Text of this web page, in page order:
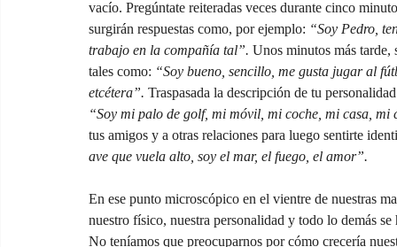
vacío. Pregúntate reiteradas veces durante cinco
surgirán respuestas como, por ejemplo: “Soy Pedro,
trabajo en la compañía tal”. Unos minutos más tarde,
tales como: “Soy bueno, sencillo, me gusta jugar al
etcétera”. Traspasada la descripción de tu
“Soy mi palo de golf, mi móvil, mi coche, mi casa, mi
tus amigos y a otras relaciones para luego sentirte
ave que vuela alto, soy el mar, el fuego, el amor”.
En ese punto microscópico en el vientre de nuestras
nuestro físico, nuestra personalidad y todo lo demás
No teníamos que preocuparnos por cómo crecería